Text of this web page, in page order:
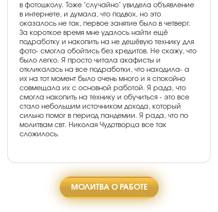
в фотошколу. Тоже "случайно" увидела объявление
в интернете, и думала, что подвох, но это
оказалось не так, первое занятие было в четверг.
За короткое время мне удалось найти ещё
подработку и накопить на не дешёвую технику для
фото- смогла обойтись без кредитов. Не скажу, что
было легко. Я просто читала акафисты и
откликалась на все подработки, что находила- а
их на тот момент было очень много и я спокойно
совмещала их с основной работой. Я рада, что
смогла накопить на технику и обучиться - это все
стало небольшим источником дохода, который
сильно помог в период пандемии. Я рада, что по
молитвам свт. Николая Чудотворца все так
сложилось.
МОЛИТВА О РАБОТЕ